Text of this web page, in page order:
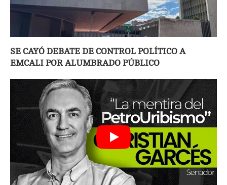
SE CAYÓ DEBATE DE CONTROL POLÍTICO A
EMCALI POR ALUMBRADO PÚBLICO